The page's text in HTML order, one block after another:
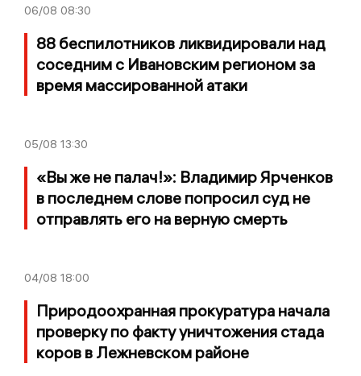
06/08 08:30
88 беспилотников ликвидировали над
соседним с Ивановским регионом за
время массированной атаки
05/08 13:30
«Вы же не палач!»: Владимир Ярченков
в последнем слове попросил суд не
отправлять его на верную смерть
04/08 18:00
Природоохранная прокуратура начала
проверку по факту уничтожения стада
коров в Лежневском районе